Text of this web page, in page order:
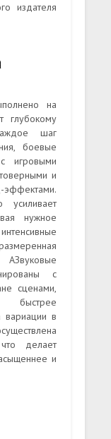
издателя
на
глубокому
шаг
боевые
игровыми
и
усиливает
нужное
АЗвуковые
с
сценами,
быстрее
вариации в
делает
и